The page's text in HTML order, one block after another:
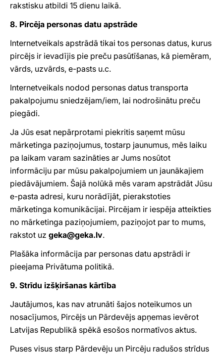
rakstisku atbildi 15 dienu laikā.
8. Pircēja personas datu apstrāde
Internetveikals apstrādā tikai tos personas datus, kurus
pircējs ir ievadījis pie preču pasūtīšanas, kā piemēram,
vārds, uzvārds, e-pasts u.c.
Internetveikals nodod personas datus transporta
pakalpojumu sniedzējam/iem, lai nodrošinātu preču
piegādi.
Ja Jūs esat nepārprotami piekritis saņemt mūsu
mārketinga paziņojumus, tostarp jaunumus, mēs laiku
pa laikam varam sazināties ar Jums nosūtot
informāciju par mūsu pakalpojumiem un jaunākajiem
piedāvājumiem. Šajā nolūkā mēs varam apstrādāt Jūsu
e-pasta adresi, kuru norādījāt, pierakstoties
mārketinga komunikācijai. Pircējam ir iespēja atteikties
no mārketinga paziņojumiem, paziņojot par to mums,
rakstot uz geka@geka.lv.
Plašāka informācija par personas datu apstrādi ir
pieejama Privātuma politikā.
9. Strīdu izšķiršanas kārtība
Jautājumos, kas nav atrunāti šajos noteikumos un
nosacījumos, Pircējs un Pārdevējs apņemas ievērot
Latvijas Republikā spēkā esošos normatīvos aktus.
Puses visus starp Pārdevēju un Pircēju radušos strīdus